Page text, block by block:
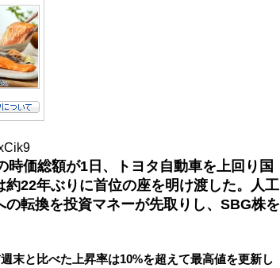
価総額が1日、トヨタ自動車を上回り国
22年ぶりに首位の座を明け渡した。人工
転換を投資マネーが先取りし、SBG株を
末と比べた上昇率は10%を超えて最高値を更新し